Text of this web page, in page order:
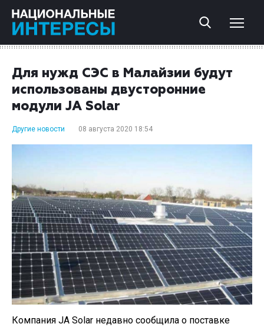
Для нужд СЭС в Малайзии будут
использованы двусторонние
модули JA Solar
Другие новости 08 августа 2020 18:54
Компания JA Solar недавно сообщила о поставке